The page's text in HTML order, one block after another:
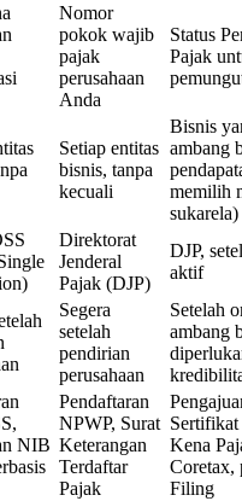
Nomor
pokok wajib
pajak
perusahaan
Anda
Status
Pajak
Setiap entitas
bisnis, tanpa
kecuali
Bisnis
ambang
memilih
sukarela)
Direktorat
Jenderal
Pajak (DJP)
DJP,
aktif
Segera
setelah
pendirian
perusahaan
Setelah
ambang
NIB
Pendaftaran
NPWP, Surat
Keterangan
Terdaftar
Pajak
Sertifikat
Kena
Coretax,
Filing